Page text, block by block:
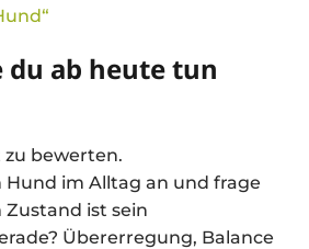
du ab heute tun
bewerten.
Hund im Alltag an und frage
ist sein
Übererregung, Balance